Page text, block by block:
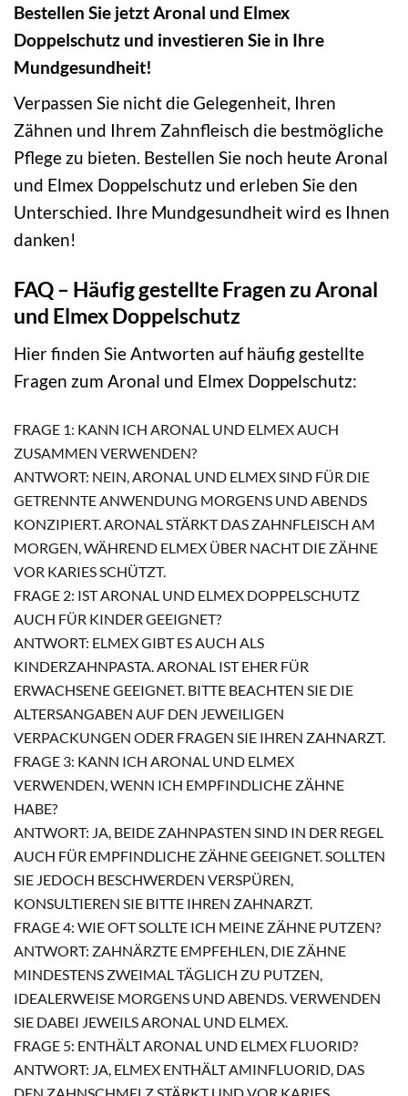
Bestellen Sie jetzt Aronal und Elmex
Doppelschutz und investieren Sie in Ihre
Mundgesundheit!
Verpassen Sie nicht die Gelegenheit, Ihren
Zähnen und Ihrem Zahnfleisch die bestmögliche
Pflege zu bieten. Bestellen Sie noch heute Aronal
und Elmex Doppelschutz und erleben Sie den
Unterschied. Ihre Mundgesundheit wird es Ihnen
danken!
FAQ – Häufig gestellte Fragen zu Aronal
und Elmex Doppelschutz
Hier finden Sie Antworten auf häufig gestellte
Fragen zum Aronal und Elmex Doppelschutz:
FRAGE 1: KANN ICH ARONAL UND ELMEX AUCH
ZUSAMMEN VERWENDEN?
ANTWORT: NEIN, ARONAL UND ELMEX SIND FÜR DIE
GETRENNTE ANWENDUNG MORGENS UND ABENDS
KONZIPIERT. ARONAL STÄRKT DAS ZAHNFLEISCH AM
MORGEN, WÄHREND ELMEX ÜBER NACHT DIE ZÄHNE
VOR KARIES SCHÜTZT.
FRAGE 2: IST ARONAL UND ELMEX DOPPELSCHUTZ
AUCH FÜR KINDER GEEIGNET?
ANTWORT: ELMEX GIBT ES AUCH ALS
KINDERZAHNPASTA. ARONAL IST EHER FÜR
ERWACHSENE GEEIGNET. BITTE BEACHTEN SIE DIE
ALTERSANGABEN AUF DEN JEWEILIGEN
VERPACKUNGEN ODER FRAGEN SIE IHREN ZAHNARZT.
FRAGE 3: KANN ICH ARONAL UND ELMEX
VERWENDEN, WENN ICH EMPFINDLICHE ZÄHNE
HABE?
ANTWORT: JA, BEIDE ZAHNPASTEN SIND IN DER REGEL
AUCH FÜR EMPFINDLICHE ZÄHNE GEEIGNET. SOLLTEN
SIE JEDOCH BESCHWERDEN VERSPÜREN,
KONSULTIEREN SIE BITTE IHREN ZAHNARZT.
FRAGE 4: WIE OFT SOLLTE ICH MEINE ZÄHNE PUTZEN?
ANTWORT: ZAHNÄRZTE EMPFEHLEN, DIE ZÄHNE
MINDESTENS ZWEIMAL TÄGLICH ZU PUTZEN,
IDEALERWEISE MORGENS UND ABENDS. VERWENDEN
SIE DABEI JEWEILS ARONAL UND ELMEX.
FRAGE 5: ENTHÄLT ARONAL UND ELMEX FLUORID?
ANTWORT: JA, ELMEX ENTHÄLT AMINFLUORID, DAS